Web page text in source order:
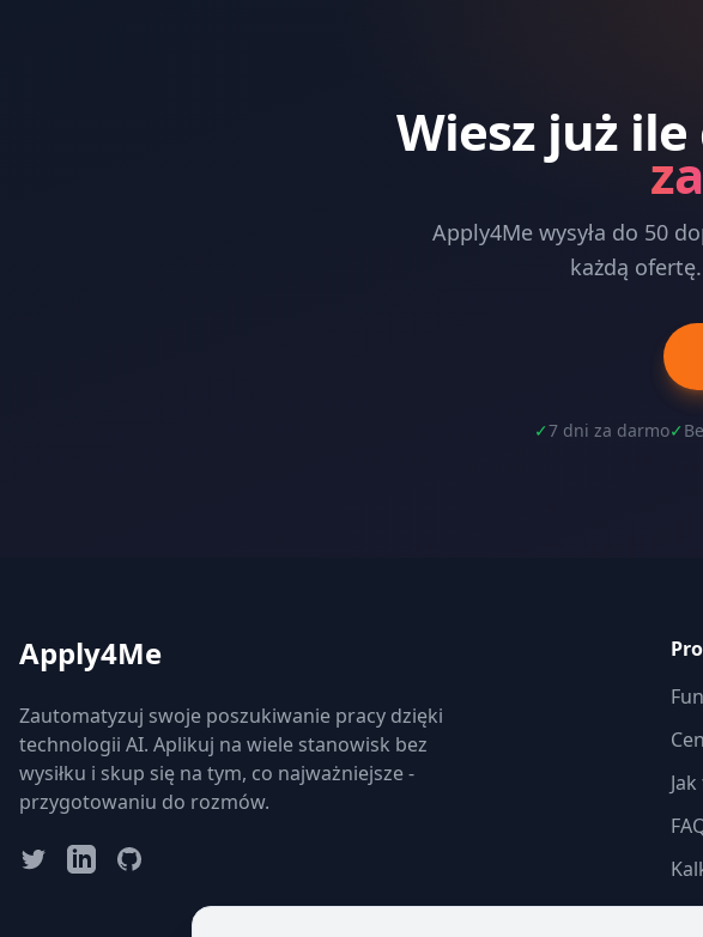
Wiesz już ile
Apply4Me wysyła do 50
każdą
✓7 dni za darmo✓
Apply4Me
Zautomatyzuj swoje poszukiwanie pracy dzięki
technologii AI. Aplikuj na wiele stanowisk bez
wysiłku i skup się na tym, co najważniejsze -
przygotowaniu do rozmów.